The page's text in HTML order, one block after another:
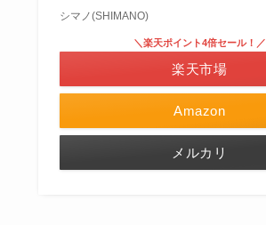
シマノ(SHIMANO)
Amazon
＼楽天ポイント4倍セール！／
楽天市場
メルカリ